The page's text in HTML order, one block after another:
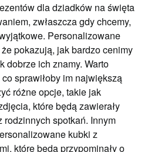
dla dziadków na święta
zwłaszcza gdy chcemy,
Personalizowane
pokazują, jak bardzo cenimy
dobrze ich znamy. Warto
sprawiłoby im największą
różne opcje, takie jak
które będą zawierały
spotkań. Innym
kubki z
które będą przypominały o